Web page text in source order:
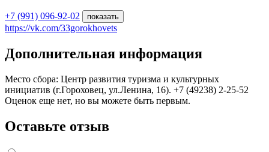
+7 (991) 096-92-02 показать
https://vk.com/33gorokhovets
Дополнительная информация
Место сбора: Центр развития туризма и культурных
инициатив (г.Гороховец, ул.Ленина, 16). +7 (49238) 2-25-52
Оценок еще нет, но вы можете быть первым.
Оставьте отзыв